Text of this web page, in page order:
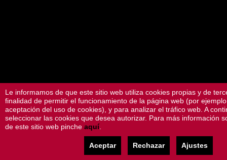
Le informamos de que este sitio web utiliza cookies propias y de
finalidad de permitir el funcionamiento de la página web (por
aceptación del uso de cookies), y para analizar el tráfico web. A
seleccionar las cookies que desea autorizar. Para más información
de este sitio web pinche aquí.
Aceptar Rechazar Ajustes